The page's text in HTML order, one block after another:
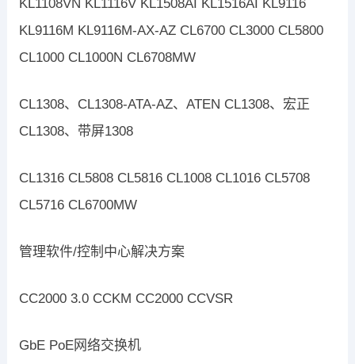
KL1108VN KL1116V KL1508AI KL1516AI KL9116
KL9116M KL9116M-AX-AZ CL6700 CL3000 CL5800
CL1000 CL1000N CL6708MW
CL1308、CL1308-ATA-AZ、ATEN CL1308、宏正
CL1308、带屏1308
CL1316 CL5808 CL5816 CL1008 CL1016 CL5708
CL5716 CL6700MW
管理软件/控制中心解决方案
CC2000 3.0 CCKM CC2000 CCVSR
GbE PoE网络交换机